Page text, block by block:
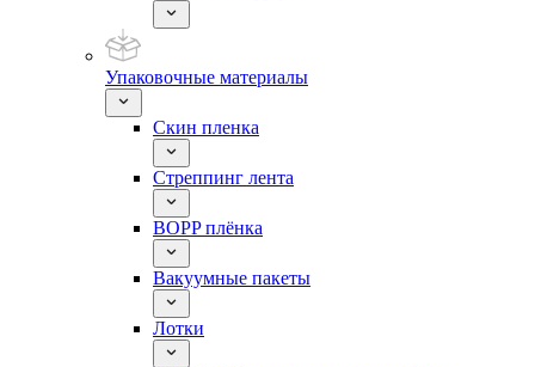
Упаковочные материалы
Скин пленка
Стреппинг лента
BOPP плёнка
Вакуумные пакеты
Лотки